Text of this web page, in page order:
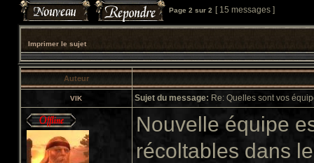
Page 2 sur 2 [ 15 messages ]
Imprimer le sujet
Auteur
VIK Sujet du message: Re: Quelles sont vos
Nouvelle équipe
récoltables dans